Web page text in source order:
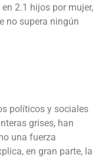
2.1 hijos por mujer,
no supera ningún
políticos y sociales
grises, han
una fuerza
en gran parte, la